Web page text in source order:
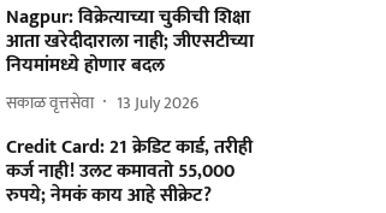
Nagpur: विक्रेत्याच्या चुकीची शिक्षा
आता खरेदीदाराला नाही; जीएसटीच्या
नियमांमध्ये होणार बदल
सकाळ वृत्तसेवा 13 July 2026
Credit Card: 21 क्रेडिट कार्ड, तरीही
कर्ज नाही! उलट कमावतो 55,000
रुपये; नेमकं काय आहे सीक्रेट?